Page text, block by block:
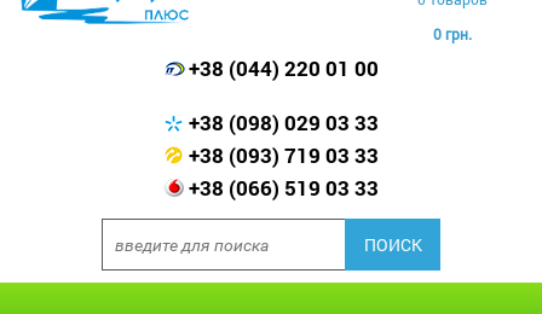
0 грн.
+38 (044) 220 01 00
+38 (098) 029 03 33
+38 (093) 719 03 33
+38 (066) 519 03 33